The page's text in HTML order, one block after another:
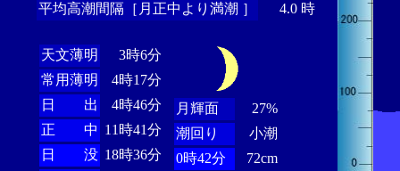
平均高潮間隔［月正中より満潮 ］
4.0 時
天文薄明
3時6分
常用薄明
4時17分
日 出
4時46分
正 中 11時41分
日 没 18時36分
月輝面
27%
潮回り
小潮
0時42分
72cm